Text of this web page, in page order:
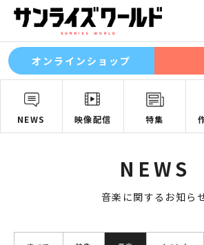
オンラインショップ
NEWS 映像配信 特集
NEWS
音楽に関するお知ら